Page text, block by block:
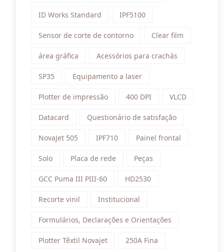
ID Works Standard IPF5100
Sensor de corte de contorno Clear film
área gráfica Acessórios para crachás
SP35 Equipamento a laser
Plotter de impressão 400 DPI VLCD
Datacard Questionário de satisfação
NovaJet 505 IPF710 Painel frontal
Solo Placa de rede Peças
GCC Puma III PIII-60 HD2530
Recorte vinil Institucional
Formulários, Declarações e Orientações
Plotter Têxtil Novajet 250A Fina